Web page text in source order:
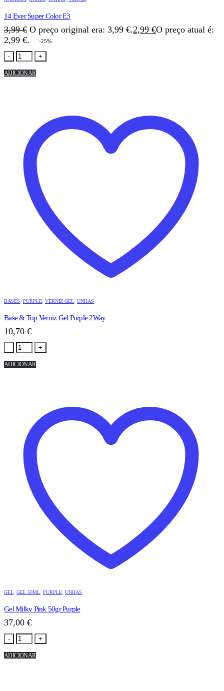
14 Ever Super Color E3
3,99€ O preço original era: 3,99 €.2,99 €O preço atual é:
2,99 €.
-25%
- +
ADICIONAR
BASES PURPLE VERNIZ GEL UNHAS
Base & Top Verniz Gel Purple 2Way
10,70 €
- +
ADICIONAR
GEL GEL 50ML PURPLE UNHAS
Gel Milky Pink 50gr Purple
37,00 €
- +
ADICIONAR